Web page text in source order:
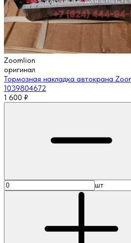
Zoomlion
оригинал
Тормозная накладка автокрана
1039804672
1 600 ₽
шт